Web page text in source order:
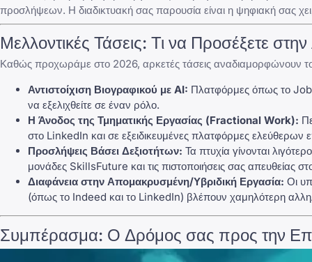
προσλήψεων. Η διαδικτυακή σας παρουσία είναι η ψηφιακή σας
Μελλοντικές Τάσεις: Τι να Προσέξετε
Καθώς προχωράμε στο 2026, αρκετές τάσεις αναδιαμορφώνουν
Αντιστοίχιση Βιογραφικού με AI: Πλατφόρμες όπως το
να εξελιχθείτε σε έναν ρόλο.
Η Άνοδος της Τμηματικής Εργασίας (Fractional Work):
στο LinkedIn και σε εξειδικευμένες πλατφόρμες ελεύθερων
Προσλήψεις Βάσει Δεξιοτήτων: Τα πτυχία γίνονται
μονάδες SkillsFuture και τις πιστοποιήσεις σας απευθείας
Διαφάνεια στην Απομακρυσμένη/Υβριδική Εργασία: Οι
(όπως το Indeed και το LinkedIn) βλέπουν χαμηλότερη
Συμπέρασμα: Ο Δρόμος σας προς την